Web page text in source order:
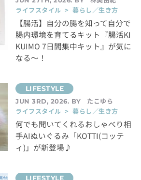
ライフスタイル > 暮らし／生き方
【腸活】自分の腸を知って自分で
腸内環境を育てるキット『腸活KI
KUIMO 7日間集中キット』が気に
なる～！
JUN 3RD, 2026. BY
たこゆら
ライフスタイル > 暮らし／生き方
何でも聞いてくれるおしゃべり相
手AIぬいぐるみ「KOTTI(コッテ
ィ)」が新登場♪